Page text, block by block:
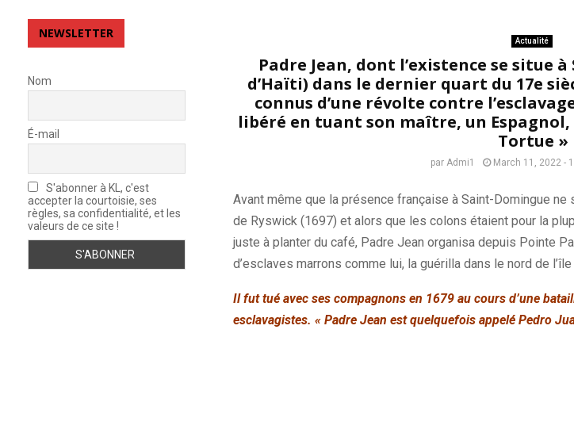
Actualité
Padre Jean, dont l’existence se situe
d’Haïti) dans le dernier quart du 17e
connus d’une révolte contre
libéré en tuant son maître, un
Tortue »
par Admi1 March 11, 2022 -
Avant même que la présence française à Saint-Domingue
de Ryswick (1697) et alors que les colons étaient pour la
juste à planter du café, Padre Jean organisa depuis Pointe
d’esclaves marrons comme lui, la guérilla dans le nord de
Il fut tué avec ses compagnons en 1679 au cours d’une
esclavagistes. « PadreJean est quelquefois appelé Pedro
NEWSLETTER
Nom
É-mail
S'abonner à KL, c'est
accepter la courtoisie, ses
règles, sa confidentialité, et les
valeurs de ce site !